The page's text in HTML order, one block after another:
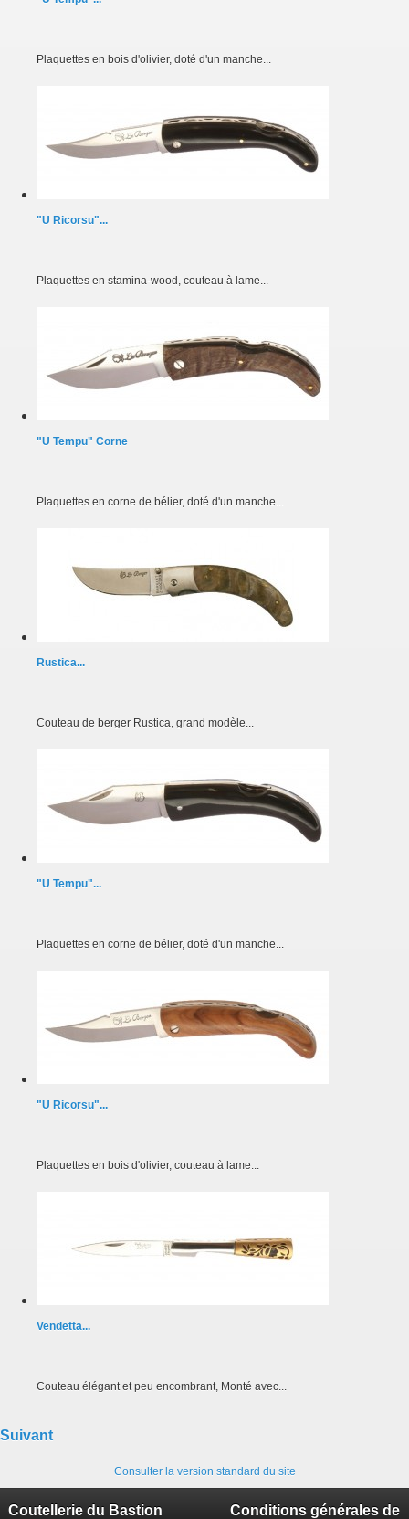
Plaquettes en bois d'olivier, doté d'un manche...
"U Ricorsu"...
Plaquettes en stamina-wood, couteau à lame...
"U Tempu" Corne
Plaquettes en corne de bélier, doté d'un manche...
Rustica...
Couteau de berger Rustica, grand modèle...
"U Tempu"...
Plaquettes en corne de bélier, doté d'un manche...
"U Ricorsu"...
Plaquettes en bois d'olivier, couteau à lame...
Vendetta...
Couteau élégant et peu encombrant, Monté avec...
Suivant
Consulter la version standard du site
Coutellerie du Bastion Conditions générales de